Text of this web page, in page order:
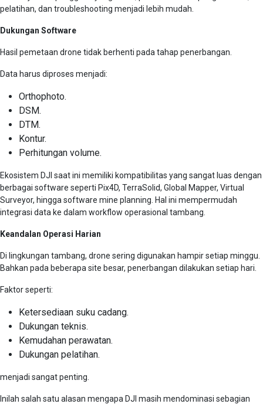
pelatihan, dan troubleshooting menjadi lebih mudah.
Dukungan Software
Hasil pemetaan drone tidak berhenti pada tahap penerbangan.
Data harus diproses menjadi:
Orthophoto.
DSM.
DTM.
Kontur.
Perhitungan volume.
Ekosistem DJI saat ini memiliki kompatibilitas yang sangat luas dengan
berbagai software seperti Pix4D, TerraSolid, Global Mapper, Virtual
Surveyor, hingga software mine planning. Hal ini mempermudah
integrasi data ke dalam workflow operasional tambang.
Keandalan Operasi Harian
Di lingkungan tambang, drone sering digunakan hampir setiap minggu.
Bahkan pada beberapa site besar, penerbangan dilakukan setiap hari.
Faktor seperti:
Ketersediaan suku cadang.
Dukungan teknis.
Kemudahan perawatan.
Dukungan pelatihan.
menjadi sangat penting.
Inilah salah satu alasan mengapa DJI masih mendominasi sebagian